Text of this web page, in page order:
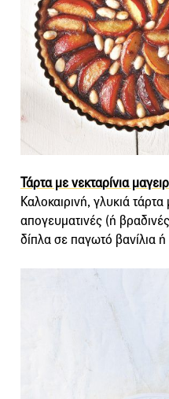
Τάρτα με νεκταρίνια
Καλοκαιρινή, γλυκιά τάρτα
απογευματινές (ή
δίπλα σε παγωτό βανίλια